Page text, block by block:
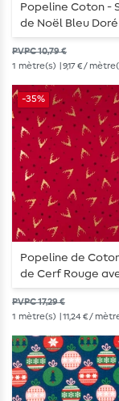
Popeline Coton -
de Noël Bleu Doré
PVPC 10,79 €
1 mètre(s) | 9,17 € /
-35%
Popeline de
de Cerf Rouge
Impression Foil
PVPC 17,29 €
1 mètre(s) | 11,24 € /